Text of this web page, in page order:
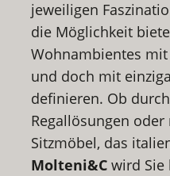
jeweiligen
die Möglichkeit
Wohnambientes
und doch mit
definieren. Ob
Regallösungen
Sitzmöbel, das
Molteni&C wird Sie